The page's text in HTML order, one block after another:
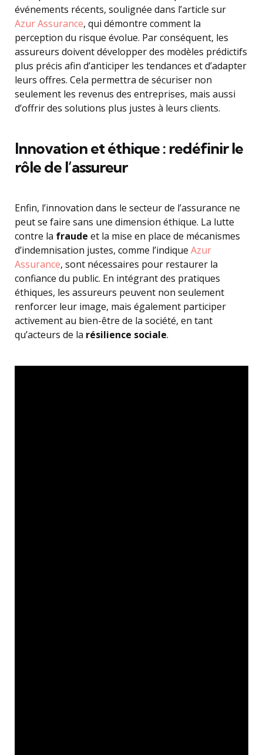
événements récents, soulignée dans l’article sur
Azur Assurance, qui démontre comment la
perception du risque évolue. Par conséquent, les
assureurs doivent développer des modèles prédictifs
plus précis afin d’anticiper les tendances et d’adapter
leurs offres. Cela permettra de sécuriser non
seulement les revenus des entreprises, mais aussi
d’offrir des solutions plus justes à leurs clients.
Innovation et éthique : redéfinir le
rôle de l’assureur
Enfin, l’innovation dans le secteur de l’assurance ne
peut se faire sans une dimension éthique. La lutte
contre la fraude et la mise en place de mécanismes
d’indemnisation justes, comme l’indique Azur
Assurance, sont nécessaires pour restaurer la
confiance du public. En intégrant des pratiques
éthiques, les assureurs peuvent non seulement
renforcer leur image, mais également participer
activement au bien-être de la société, en tant
qu’acteurs de la résilience sociale.